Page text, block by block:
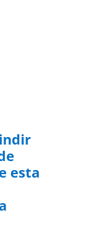
esta